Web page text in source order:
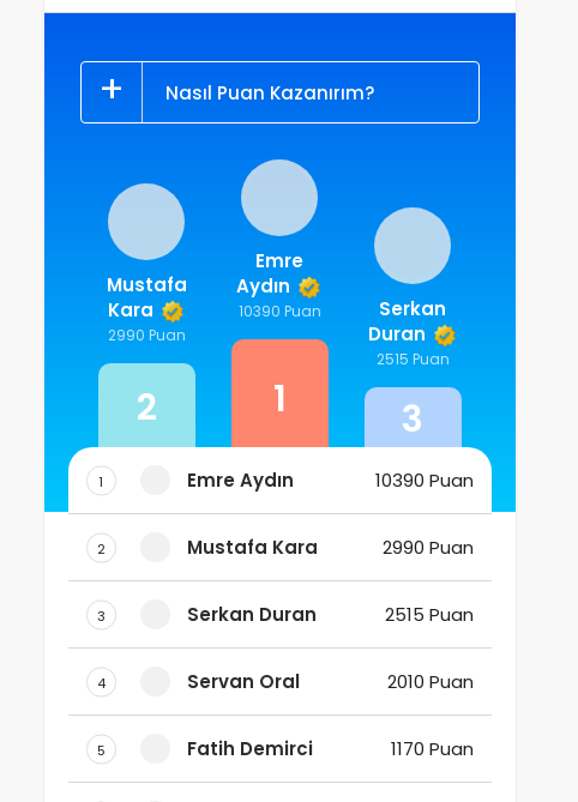
Nasıl Puan Kazanırım?
Emre
Aydın
10390 Puan
1
Mustafa
Kara
2990 Puan
2
Serkan
Duran
2515 Puan
3
1 Emre Aydın 10390 Puan
2 Mustafa Kara 2990 Puan
3 Serkan Duran 2515 Puan
4 Servan Oral 2010 Puan
5 Fatih Demirci 1170 Puan